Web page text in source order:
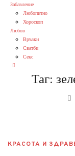
Забавление
Любопитно
Хороскоп
Любов
Връзки
Сватби
Секс
Таг:
КРАСОТА И